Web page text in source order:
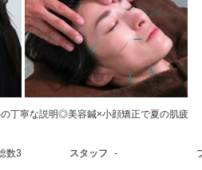
丁寧な説明◎美容鍼×小顔矯正で夏の肌疲
数3 スタッフ -